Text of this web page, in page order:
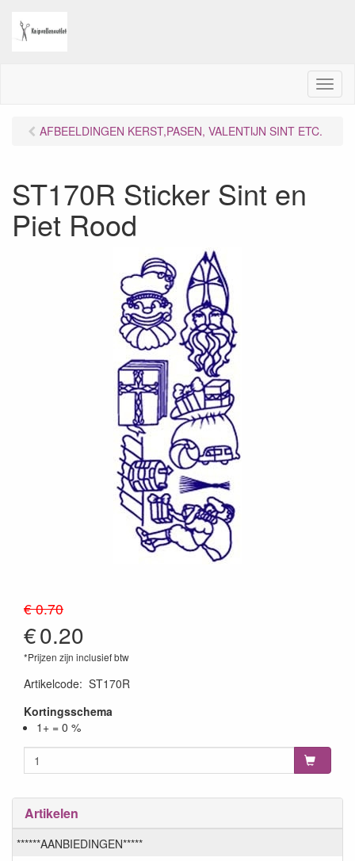
M
e
AFBEELDINGEN KERST,PASEN, VALENTIJN SINT ETC.
ST170R Sticker Sint en
Piet Rood
€ 0.70
€0.20
*Prijzen zijn inclusief btw
Artikelcode: ST170R
Kortingsschema
1+ = 0 %
Artikelen
******AANBIEDINGEN*****